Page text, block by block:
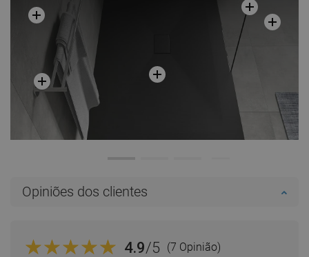
Opiniões dos clientes
4.9/5 (7 Opinião)